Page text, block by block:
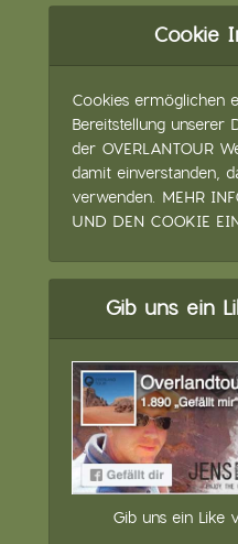
Cookie
Cookies ermöglichen
Bereitstellung unserer
der OVERLANTOUR
damit einverstanden,
verwenden. MEHR
UND DEN COOKIE
Gib uns ein
Gib uns ein Like